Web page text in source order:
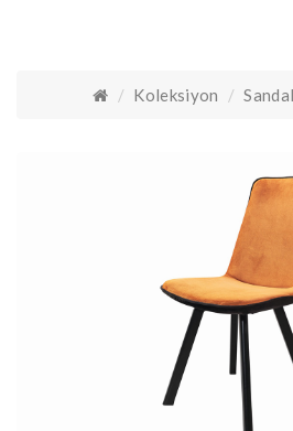
Koleksiyon